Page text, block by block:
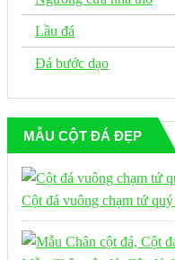
Lầu đá
Đá bước dạo
MẪU CỘT ĐÁ ĐẸP
Cột đá vuông chạm tứ